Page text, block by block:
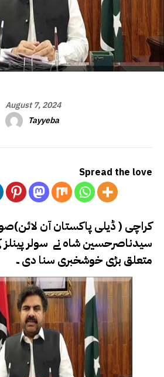
August 7, 2024
Tayyeba
Spread the love
سیدناصرحسین شاہ نے سولر پینلز
متعلق بڑی خوشخبری سنا دی ۔